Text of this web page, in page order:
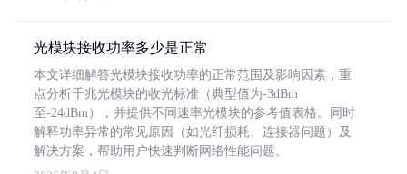
光模块接收功率多少是正常
本文详细解答光模块接收功率的正常范围及影响因素，重
点分析千兆光模块的收光标准（典型值为-3dBm
至-24dBm），并提供不同速率光模块的参考值表格。同时
解释功率异常的常见原因（如光纤损耗、连接器问题）及
解决方案，帮助用户快速判断网络性能问题。